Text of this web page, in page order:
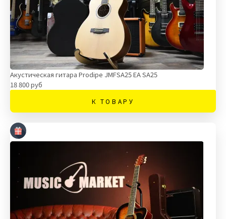
Акустическая гитара Prodipe JMFSA25 EA SA25
18 800 руб
К ТОВАРУ